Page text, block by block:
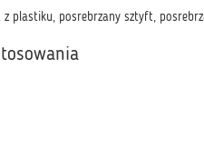
plastiku, posrebrzany sztyft,